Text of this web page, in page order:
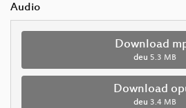
Audio
Download
deu 5.3 MB
Download
deu 3.4 MB